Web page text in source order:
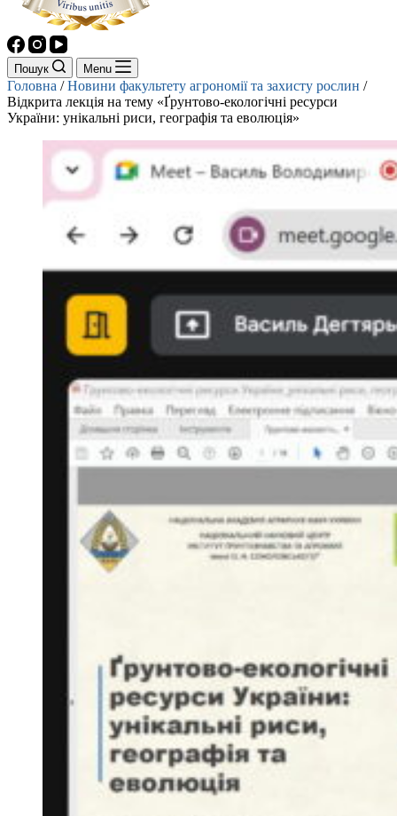
Пошук Menu
Головна /Новини факультету агрономії та захисту рослин /
Відкрита лекція на тему «Ґрунтово-екологічні ресурси
України: унікальні риси, географія та еволюція»